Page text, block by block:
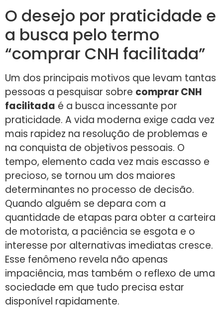
O desejo por praticidade e
a busca pelo termo
“comprar CNH facilitada”
Um dos principais motivos que levam tantas
pessoas a pesquisar sobre comprar CNH
facilitada é a busca incessante por
praticidade. A vida moderna exige cada vez
mais rapidez na resolução de problemas e
na conquista de objetivos pessoais. O
tempo, elemento cada vez mais escasso e
precioso, se tornou um dos maiores
determinantes no processo de decisão.
Quando alguém se depara com a
quantidade de etapas para obter a carteira
de motorista, a paciência se esgota e o
interesse por alternativas imediatas cresce.
Esse fenômeno revela não apenas
impaciência, mas também o reflexo de uma
sociedade em que tudo precisa estar
disponível rapidamente.